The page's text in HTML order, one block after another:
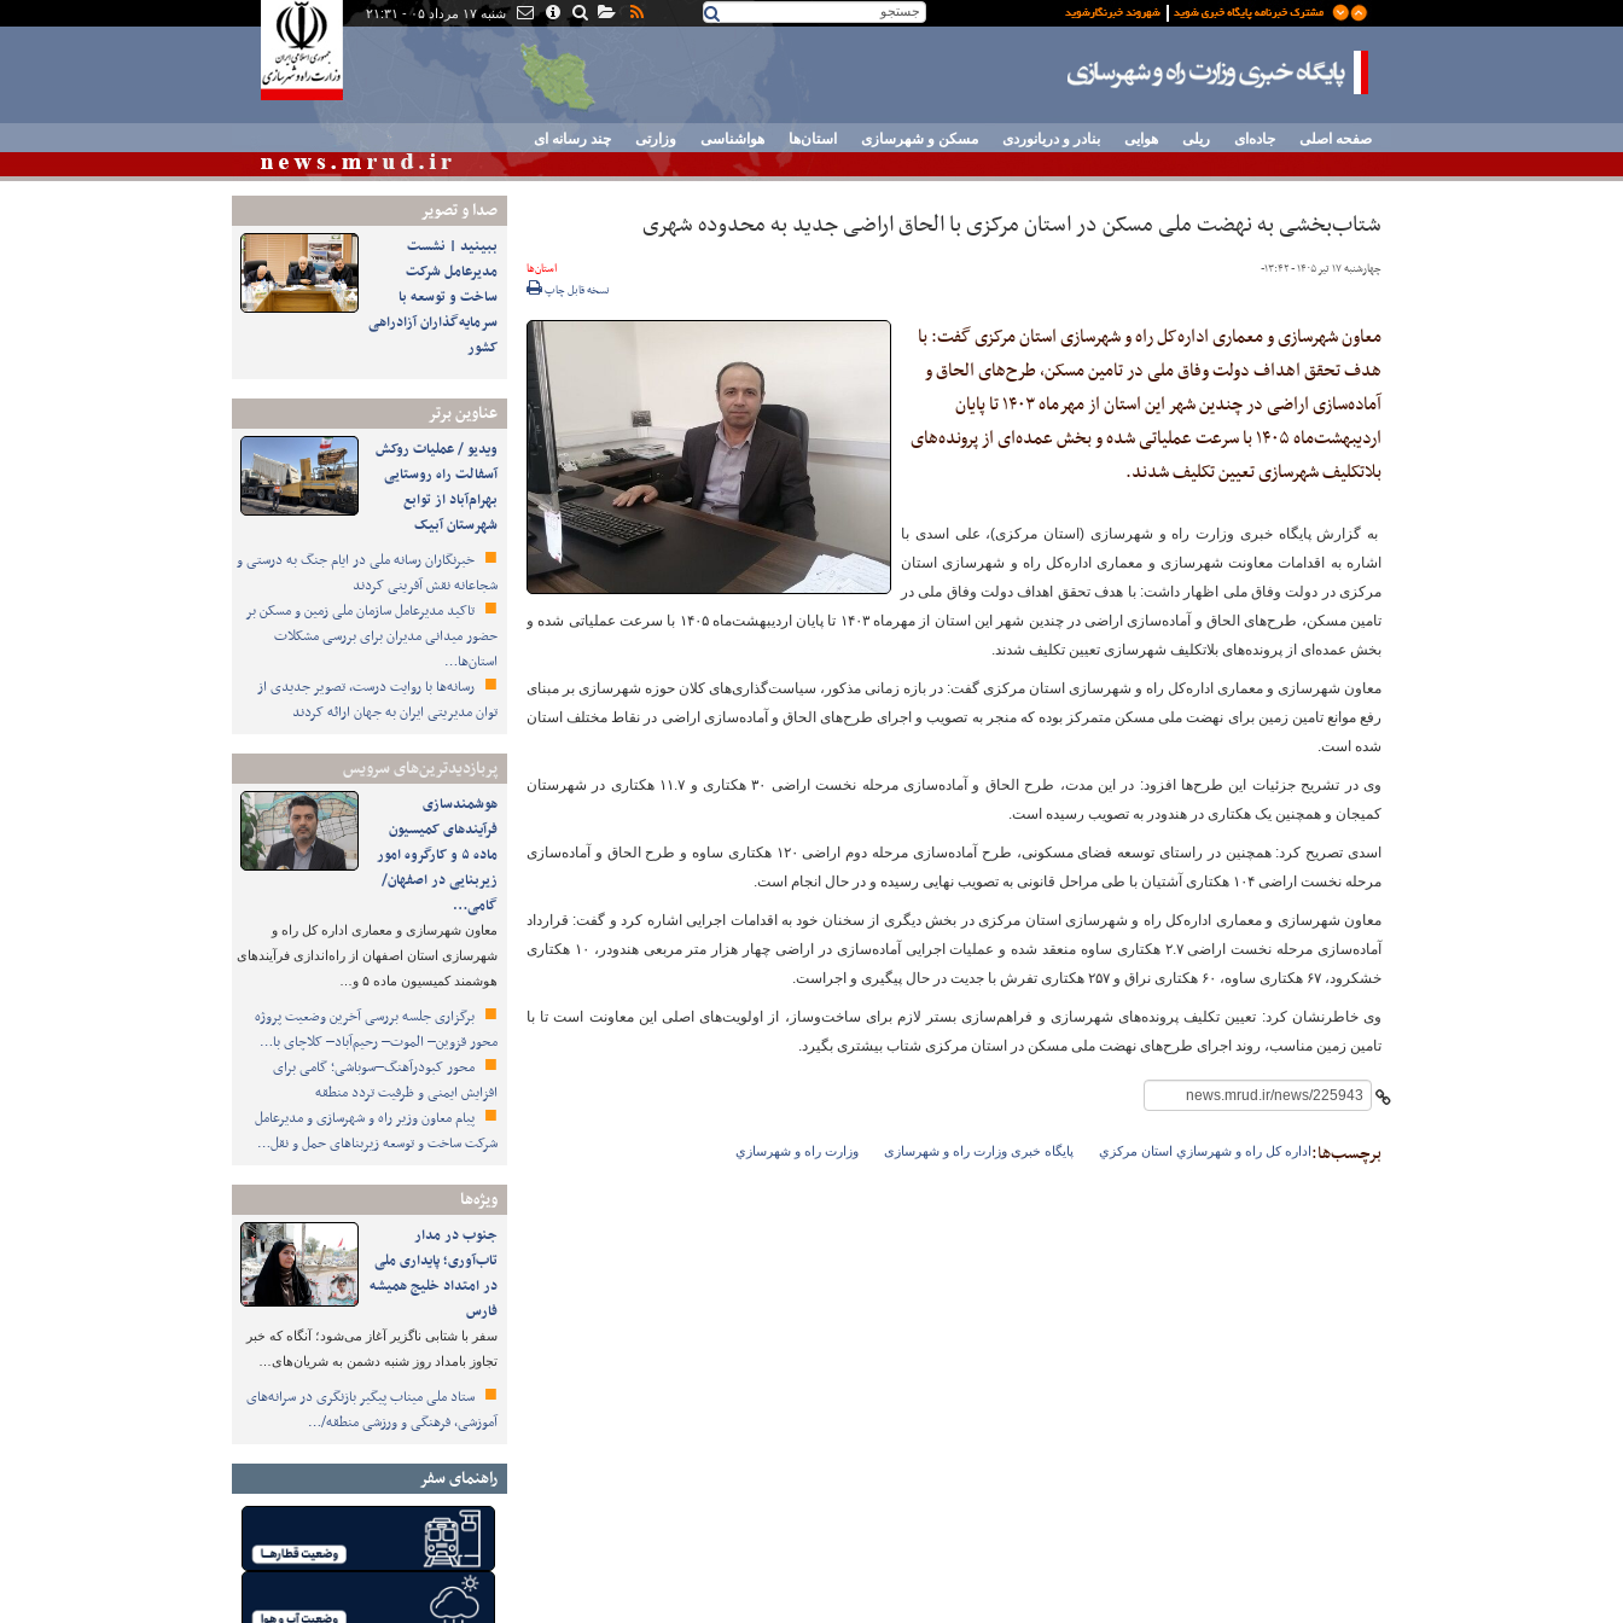
شنبه ۱۷ مرداد ۰۵ - ۲۱:۳۱
پایگاه خبری وزارت راه و
صفحه اصلی جاده‌ای ریلی هوایی بنادر و دریانوردی مسکن و شهرسازی استان‌ها هواشناسی وزارتی چند رسانه ای
صدا و تصوير
ببینید | نشست
مدیرعامل شرکت
ساخت و توسعه با
سرمایه‌گذاران آزادراهی
کشور
عناوین برتر
ویدیو / عملیات روکش
آسفالت راه روستایی
بهرام‌آباد از توابع
شهرستان آبیک
خبرنگاران رسانه ملی در ایام جنگ به درستی و
شجاعانه نقش آفرینی کردند
تاکید مدیرعامل سازمان ملی زمین و مسکن بر
حضور میدانی مدیران برای بررسی مشکلات
استان‌ها…
رسانه‌ها با روایت درست، تصویر جدیدی از
توان مدیریتی ایران به جهان ارائه کردند
پربازدیدترین‌های سرویس
هوشمندسازی
فرآیندهای کمیسیون
ماده ۵ و کارگروه امور
زیربنایی در اصفهان/
گامی…
معاون شهرسازی و معماری اداره کل راه و
شهرسازی استان اصفهان از راه‌اندازی فرآیندهای
هوشمند کمیسیون ماده ۵ و…
برگزاری جلسه بررسی آخرین وضعیت پروژه
محور قزوین– الموت– رحیم‌آباد– کلاچای با…
محور کبودرآهنگ–سوباشی؛ گامی برای
افزایش ایمنی و ظرفیت تردد منطقه
پیام معاون وزیر راه و شهرسازی و مدیرعامل
شرکت ساخت و توسعه زیربناهای حمل و نقل…
ویژه‌ها
جنوب در مدار
تاب‌آوری؛ پایداری ملی
در امتداد خلیج همیشه
فارس
سفر با شتابی ناگزیر آغاز می‌شود؛ آنگاه که خبر
تجاوز بامداد روز شنبه دشمن به شریان‌های…
ستاد ملی میناب پیگیر بازنگری در سرانه‌های
آموزشی، فرهنگی و ورزشی منطقه/…
راهنمای سفر
شتاب‌بخشی به نهضت ملی مسکن در استان مرکزی با الحاق اراضی جدید به محدوده شهری
چهارشنبه ۱۷ تیر ۱۴۰۵ - ۱۳:۴۲ -
استان‌ها
نسخه قابل چاپ
معاون شهرسازی و معماری اداره‌کل راه و شهرسازی استان مرکزی گفت: با
هدف تحقق اهداف دولت وفاق ملی در تامین مسکن، طرح‌های الحاق و
آماده‌سازی اراضی در چندین شهر این استان از مهرماه ۱۴۰۳ تا پایان
اردیبهشت‌ماه ۱۴۰۵ با سرعت عملیاتی شده و بخش عمده‌ای از پرونده‌های
بلاتکلیف شهرسازی تعیین تکلیف شدند.
به گزارش پایگاه خبری وزارت راه و شهرسازی (استان مرکزی)، علی اسدی با
اشاره به اقدامات معاونت شهرسازی و معماری اداره‌کل راه و شهرسازی استان
مرکزی در دولت وفاق ملی اظهار داشت: با هدف تحقق اهداف دولت وفاق ملی در
تامین مسکن، طرح‌های الحاق و آماده‌سازی اراضی در چندین شهر این استان از مهرماه ۱۴۰۳ تا پایان اردیبهشت‌ماه ۱۴۰۵ با سرعت عملیاتی شده و
بخش عمده‌ای از پرونده‌های بلاتکلیف شهرسازی تعیین تکلیف شدند.
معاون شهرسازی و معماری اداره‌کل راه و شهرسازی استان مرکزی گفت: در بازه زمانی مذکور، سیاست‌گذاری‌های کلان حوزه شهرسازی بر مبنای
رفع موانع تامین زمین برای نهضت ملی مسکن متمرکز بوده که منجر به تصویب و اجرای طرح‌های الحاق و آماده‌سازی اراضی در نقاط مختلف استان
شده است.
وی در تشریح جزئیات این طرح‌ها افزود: در این مدت، طرح الحاق و آماده‌سازی مرحله نخست اراضی ۳۰ هکتاری و ۱۱.۷ هکتاری در شهرستان
کمیجان و همچنین یک هکتاری در هندودر به تصویب رسیده است.
اسدی تصریح کرد: همچنین در راستای توسعه فضای مسکونی، طرح آماده‌سازی مرحله دوم اراضی ۱۲۰ هکتاری ساوه و طرح الحاق و آماده‌سازی
مرحله نخست اراضی ۱۰۴ هکتاری آشتیان با طی مراحل قانونی به تصویب نهایی رسیده و در حال انجام است.
معاون شهرسازی و معماری اداره‌کل راه و شهرسازی استان مرکزی در بخش دیگری از سخنان خود به اقدامات اجرایی اشاره کرد و گفت: قرارداد
آماده‌سازی مرحله نخست اراضی ۲.۷ هکتاری ساوه منعقد شده و عملیات اجرایی آماده‌سازی در اراضی چهار هزار متر مربعی هندودر، ۱۰ هکتاری
خشکرود، ۶۷ هکتاری ساوه، ۶۰ هکتاری نراق و ۲۵۷ هکتاری تفرش با جدیت در حال پیگیری و اجراست.
وی خاطرنشان کرد: تعیین تکلیف پرونده‌های شهرسازی و فراهم‌سازی بستر لازم برای ساخت‌وساز، از اولویت‌های اصلی این معاونت است تا با
تامین زمین مناسب، روند اجرای طرح‌های نهضت ملی مسکن در استان مرکزی شتاب بیشتری بگیرد.
برچسب‌ها:اداره كل راه و شهرسازي استان مركزي پایگاه خبری وزارت راه و شهرسازی وزارت راه و شهرسازي